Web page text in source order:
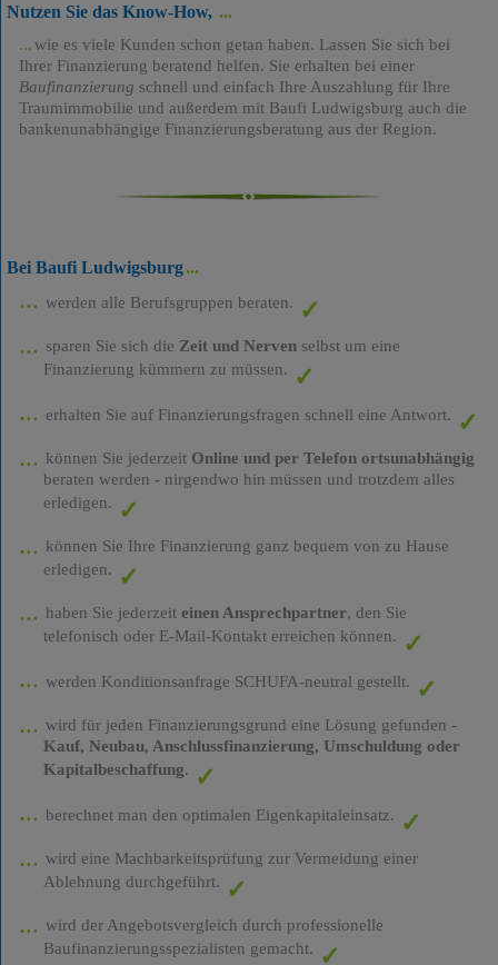
Nutzen Sie das Know-How,
wie es viele Kunden schon getan haben. Lassen Sie sich bei
Ihrer Finanzierung beratend helfen. Sie erhalten bei einer
Baufinanzierung schnell und einfach Ihre Auszahlung für Ihre
Traumimmobilie und außerdem mit Baufi Ludwigsburg auch die
bankenunabhängige Finanzierungsberatung aus der Region.
Bei Baufi Ludwigsburg
werden alle Berufsgruppen beraten.
sparen Sie sich die Zeit und Nervenselbst um eine
Finanzierung kümmern zu müssen.
erhalten Sie auf Finanzierungsfragen schnell eine Antwort.
können Sie jederzeit Online und per Telefon ortsunabhängig
beraten werden - nirgendwo hin müssen und trotzdem alles
erledigen.
können Sie Ihre Finanzierung ganz bequem von zu Hause
erledigen.
haben Sie jederzeit einen Ansprechpartner, den Sie
telefonisch oder E-Mail-Kontakt erreichen können.
werden Konditionsanfrage SCHUFA-neutral gestellt.
wird für jeden Finanzierungsgrund eine Lösung gefunden -
Kauf, Neubau, Anschlussfinanzierung, Umschuldung oder
Kapitalbeschaffung.
berechnet man den optimalen Eigenkapitaleinsatz.
wird eine Machbarkeitsprüfung zur Vermeidung einer
Ablehnung durchgeführt.
wird der Angebotsvergleich durch professionelle
Baufinanzierungsspezialisten gemacht.